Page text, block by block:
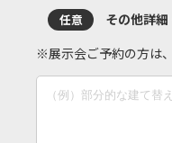
任意
その他詳
※展示会ご予約の方は